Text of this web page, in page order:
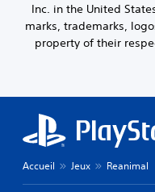
Inc. in the United
marks, trademarks,
property of their
Accueil Jeux Reanimal